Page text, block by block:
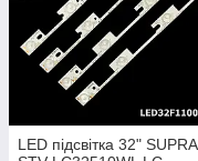
LED підсвітка 32" SUPRA